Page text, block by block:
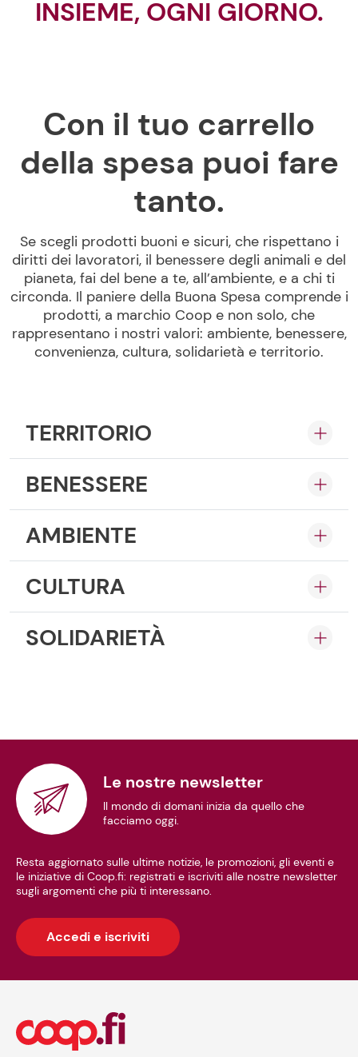
INSIEME, OGNI GIORNO.
Con il tuo carrello
della spesa puoi fare
tanto.
Se scegli prodotti buoni e sicuri, che rispettano i
diritti dei lavoratori, il benessere degli animali e del
pianeta, fai del bene a te, all’ambiente, e a chi ti
circonda. Il paniere della Buona Spesa comprende i
prodotti, a marchio Coop e non solo, che
rappresentano i nostri valori: ambiente, benessere,
convenienza, cultura, solidarietà e territorio.
TERRITORIO
BENESSERE
AMBIENTE
CULTURA
SOLIDARIETÀ
Le nostre newsletter
Il mondo di domani inizia da quello che
facciamo oggi.
Resta aggiornato sulle ultime notizie, le promozioni, gli eventi e
le iniziative di Coop.fi: registrati e iscriviti alle nostre newsletter
sugli argomenti che più ti interessano.
Accedi e iscriviti